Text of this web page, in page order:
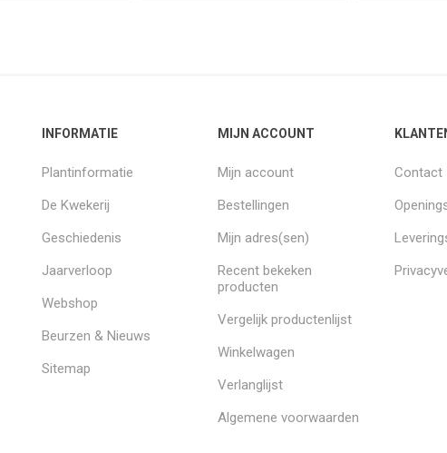
INFORMATIE
Plantinformatie
De Kwekerij
Geschiedenis
Jaarverloop
Webshop
Beurzen & Nieuws
Sitemap
MIJN ACCOUNT
Mijn account
Bestellingen
Mijn adres(sen)
Recent bekeken
producten
Vergelijk productenlijst
Winkelwagen
Verlanglijst
Algemene voorwaarden
Contact